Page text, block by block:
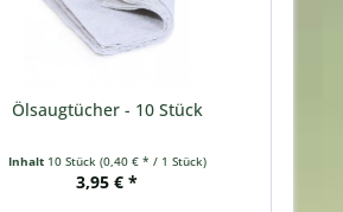
Ölsaugtücher - 10 Stück
Inhalt 10 Stück (0,40 € * / 1 Stück)
3,95 € *